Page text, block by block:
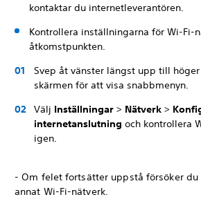
kontaktar du internetleverantören.
Kontrollera inställningarna för Wi-Fi-
åtkomstpunkten.
Svep åt vänster längst upp till höger
skärmen för att visa snabbmenyn.
Välj Inställningar > Nätverk >
internetanslutning och kontrollera
igen.
- Om felet fortsätter uppstå försöker
annat Wi-Fi-nätverk.